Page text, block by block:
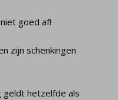
goed af!
zijn schenkingen
geldt hetzelfde als